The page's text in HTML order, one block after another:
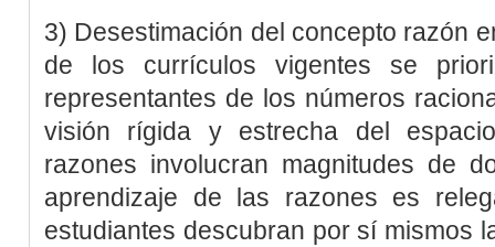
3) Desestimación del concepto razón
de los currículos vigentes se
representantes de los números
visión rígida y estrecha del
razones involucran magnitudes de
aprendizaje de las razones es
estudiantes descubran por sí mismos